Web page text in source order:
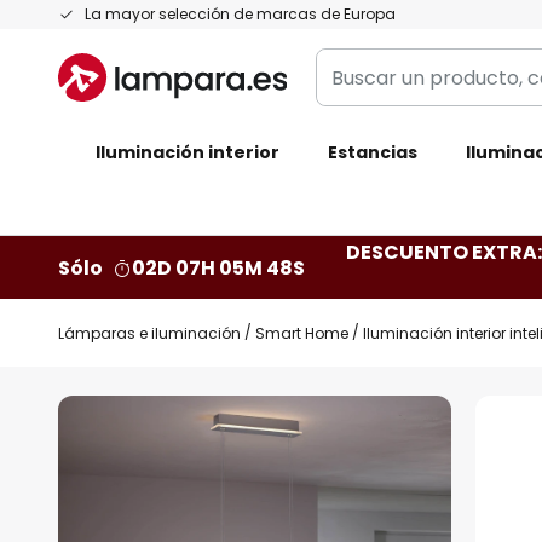
La mayor selección de marcas de Europa
Ir
contenido
Buscar
un
categoría,
Iluminación interior Estancias
Sólo 02D 07H 05M 47S
DESCUENTO
Lámparas e iluminación Smart Home Iluminación interior
Saltar